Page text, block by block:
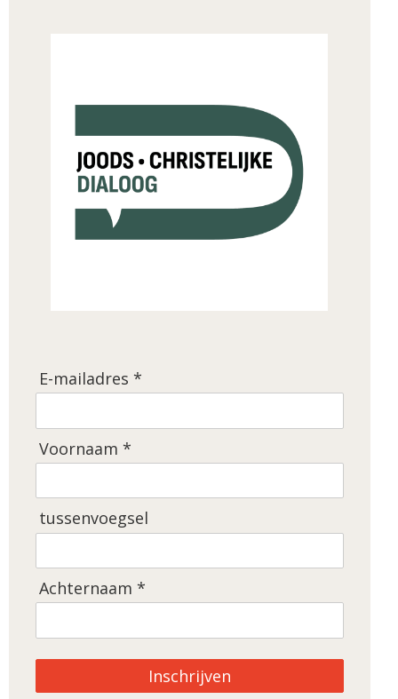
E-mailadres *
Voornaam *
tussenvoegsel
Achternaam *
Inschrijven